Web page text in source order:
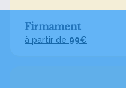
Firmament
à partir de 99€